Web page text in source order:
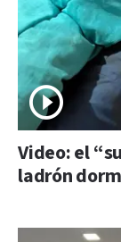
Video: el
ladrón